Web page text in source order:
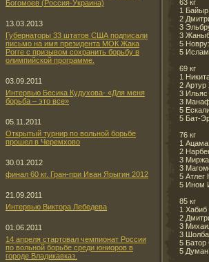
Богомоев (Россия-Украина)
13.03.2013
Губернаторы 33 штатов США подписали
письмо на имя президента МОК Жака
Рогге с призывом сохранить борьбу в
олимпийской программе.
03.09.2011
Интервью Бесика Кудухова- «Для меня
борьба – это все»
05.11.2011
Открытый турнир по вольной борьбе
прошел в Черемхово
30.01.2012
финал 60 кг. Гран-при Иван Ярыгин 2012
21.09.2011
Интервью Виктора Лебедева
01.06.2011
14 апреля стартовал чемпионат России
по вольной борьбе среди юниоров в
городе Владикавказ.
63 кг
1 Байыр
2
3
3
5
5
69 кг
1
2 Артур
3
3
5
5 Бат-
76 кг
1
2
3
3
5 Атлег
5 Ином
85 кг
1
2
3
3
5 Батор
5 Думан